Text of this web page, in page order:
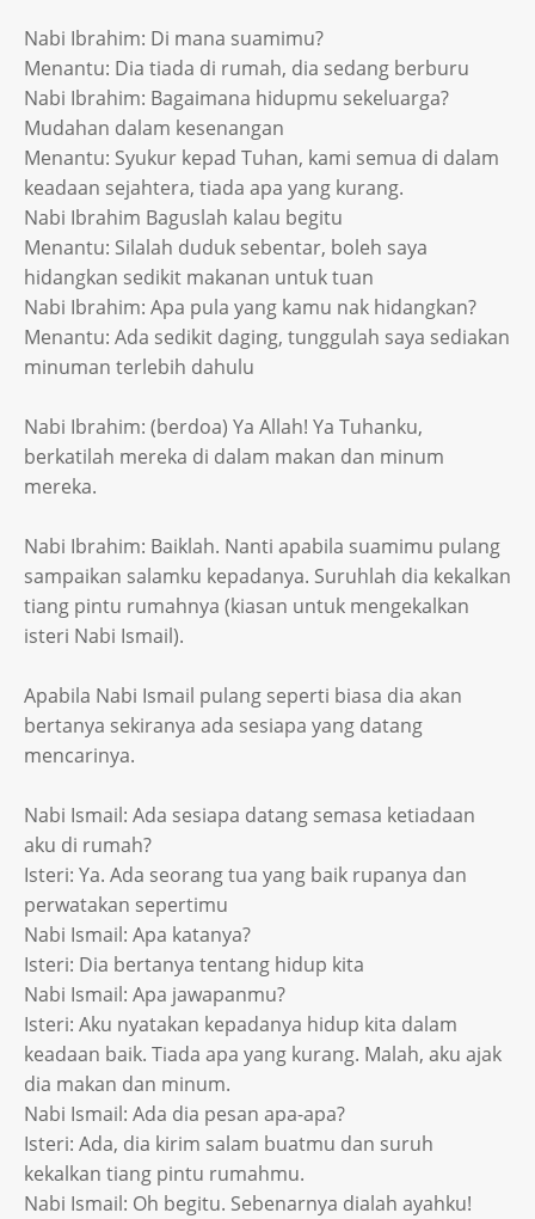
Nabi Ibrahim: Di mana suamimu?
Menantu: Dia tiada di rumah, dia sedang berburu
Nabi Ibrahim: Bagaimana hidupmu sekeluarga?
Mudahan dalam kesenangan
Menantu: Syukur kepad Tuhan, kami semua di dalam
keadaan sejahtera, tiada apa yang kurang.
Nabi Ibrahim Baguslah kalau begitu
Menantu: Silalah duduk sebentar, boleh saya
hidangkan sedikit makanan untuk tuan
Nabi Ibrahim: Apa pula yang kamu nak hidangkan?
Menantu: Ada sedikit daging, tunggulah saya sediakan
minuman terlebih dahulu
Nabi Ibrahim: (berdoa) Ya Allah! Ya Tuhanku,
berkatilah mereka di dalam makan dan minum
mereka.
Nabi Ibrahim: Baiklah. Nanti apabila suamimu pulang
sampaikan salamku kepadanya. Suruhlah dia kekalkan
tiang pintu rumahnya (kiasan untuk mengekalkan
isteri Nabi Ismail).
Apabila Nabi Ismail pulang seperti biasa dia akan
bertanya sekiranya ada sesiapa yang datang
mencarinya.
Nabi Ismail: Ada sesiapa datang semasa ketiadaan
aku di rumah?
Isteri: Ya. Ada seorang tua yang baik rupanya dan
perwatakan sepertimu
Nabi Ismail: Apa katanya?
Isteri: Dia bertanya tentang hidup kita
Nabi Ismail: Apa jawapanmu?
Isteri: Aku nyatakan kepadanya hidup kita dalam
keadaan baik. Tiada apa yang kurang. Malah, aku ajak
dia makan dan minum.
Nabi Ismail: Ada dia pesan apa-apa?
Isteri: Ada, dia kirim salam buatmu dan suruh
kekalkan tiang pintu rumahmu.
Nabi Ismail: Oh begitu. Sebenarnya dialah ayahku!